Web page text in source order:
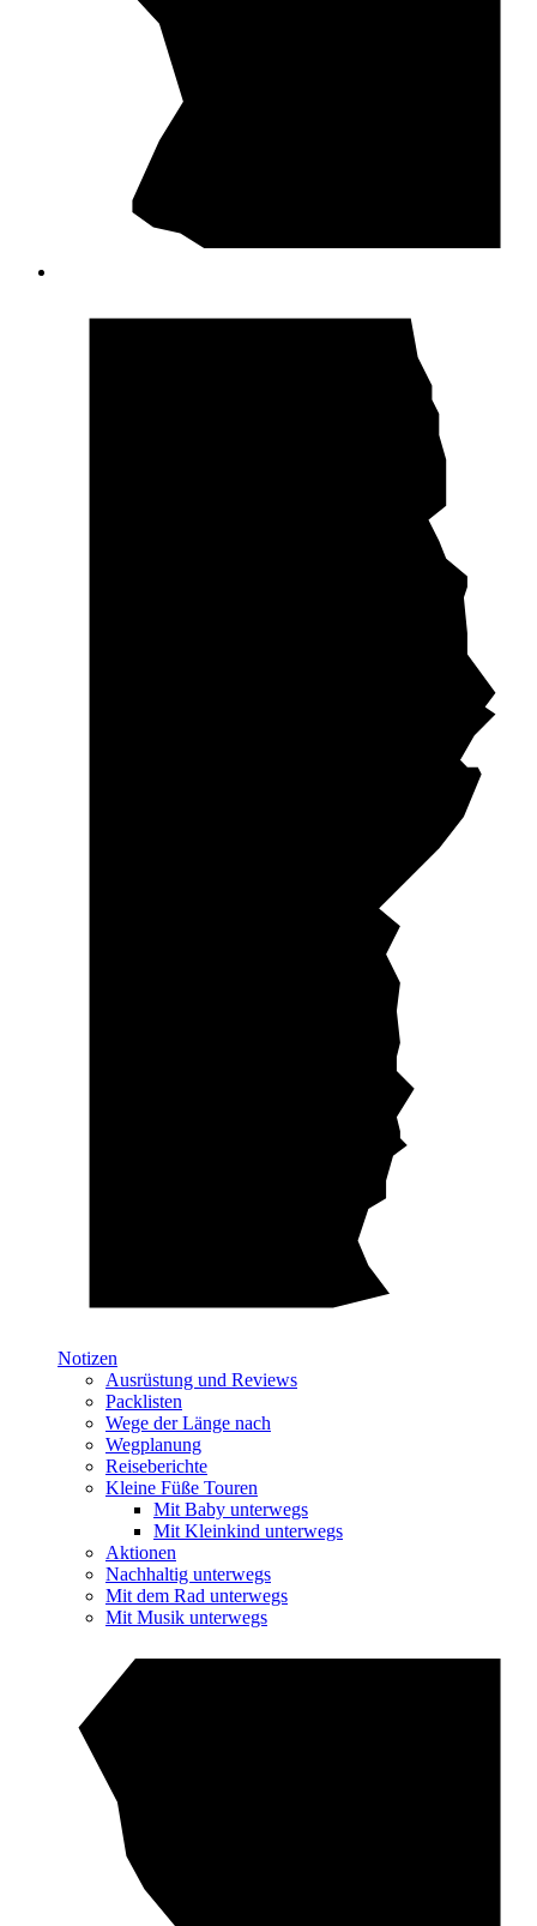
Notizen
Ausrüstung und Reviews
Packlisten
Wege der Länge nach
Wegplanung
Reiseberichte
Kleine Füße Touren
Mit Baby unterwegs
Mit Kleinkind unterwegs
Aktionen
Nachhaltig unterwegs
Mit dem Rad unterwegs
Mit Musik unterwegs